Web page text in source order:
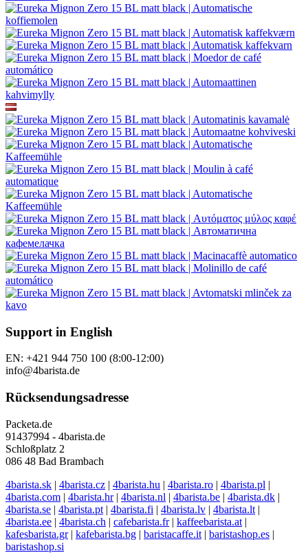
Support in English
EN: +421 944 750 100 (8:00-12:00)
info@4barista.de
Rücksendungsadresse
Packeta.de
91437994 - 4barista.de
Schloßplatz 2
086 48 Bad Brambach
4barista.sk | 4barista.cz | 4barista.hu | 4barista.ro | 4barista.pl |
4barista.com | 4barista.hr| 4barista.nl | 4barista.be | 4barista.dk |
4barista.se | 4barista.pt | 4barista.fi | 4barista.lv | 4barista.lt |
4barista.ee | 4barista.ch | cafebarista.fr| kaffeebarista.at |
kafesbarista.gr| kafebarista.bg | baristacaffe.it | baristashop.es |
baristashop.si